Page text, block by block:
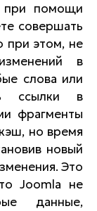
при помощи
совершать
при этом, не
в
слова или
ссылки в
фрагменты
но время
новый
Это
Joomla не
данные,